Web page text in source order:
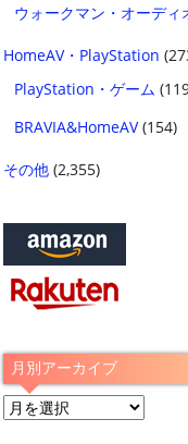
ウォークマン・オーディ
HomeAV・PlayStation
PlayStation・ゲーム
BRAVIA&HomeAV(154)
その他(2,355)
月別アーカイブ
月